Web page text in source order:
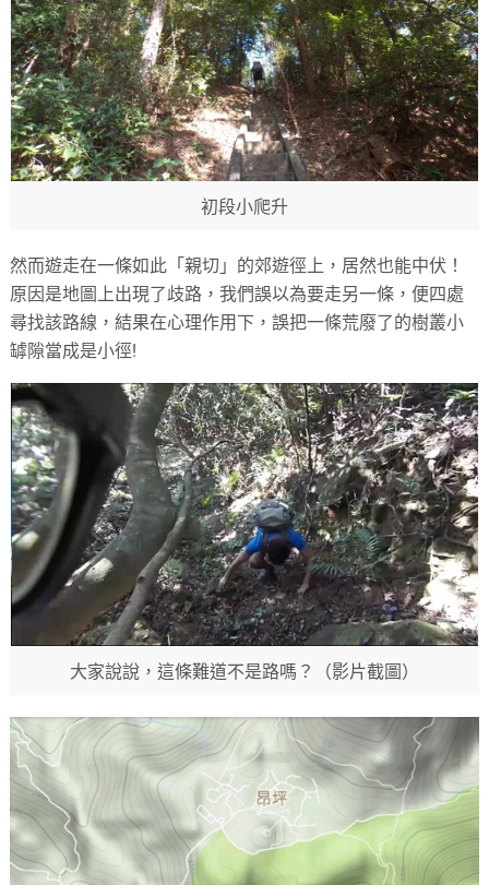
初段小爬升
然而遊走在一條如此「親切」的郊遊徑上，居然也能中伏！
原因是地圖上出現了歧路，我們誤以為要走另一條，便四處
尋找該路線，結果在心理作用下，誤把一條荒廢了的樹叢小
罅隙當成是小徑!
大家說說，這條難道不是路嗎？（影片截圖）